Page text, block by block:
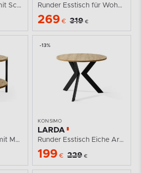
Großer Nachttisch mit Schublade Eiche modern artisan Runder Esstisch für Wohnzimmer Goldene Eiche/Schwarz
269 € 319 €
Moderner Esstisch mit Metallbeinen...
-13%
KONSIMO
LARDA
Runder Esstisch Eiche Artisan/Schwarz Eiche...
199 € 229 €